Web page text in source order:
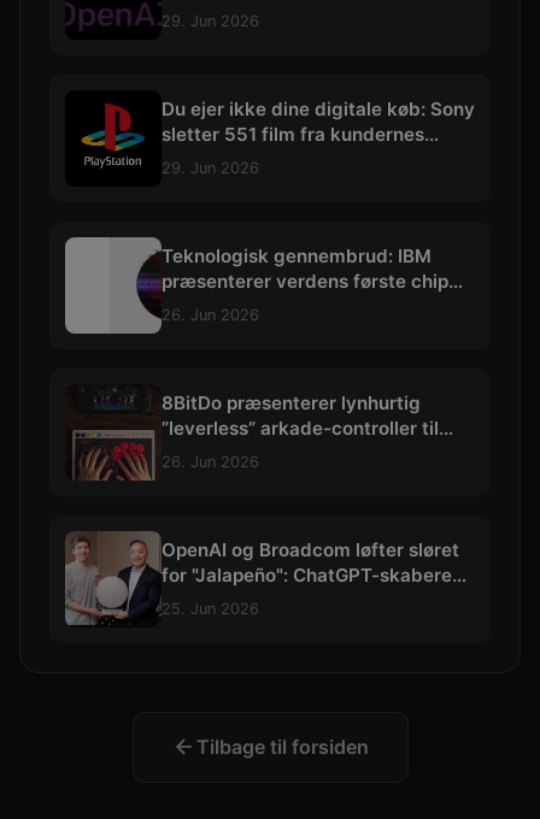
29. Jun 2026
Du ejer ikke dine digitale køb: Sony
sletter 551 film fra kundernes
biblioteker
29. Jun 2026
Teknologisk gennembrud: IBM
præsenterer verdens første chip
skabt med præcision under 1 nm
26. Jun 2026
8BitDo præsenterer lynhurtig
”leverless” arkade-controller til
hardcore kampspils-entusiaster
26. Jun 2026
OpenAI og Broadcom løfter sløret
for "Jalapeño": ChatGPT-skaberens
allerførste AI-chip
25. Jun 2026
Tilbage til forsiden